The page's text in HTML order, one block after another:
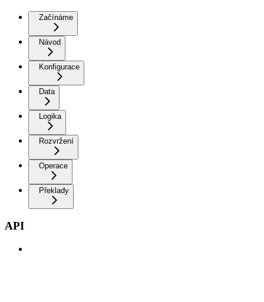
Začínáme
Návod
Konfigurace
Data
Logika
Rozvržení
Operace
Překlady
API